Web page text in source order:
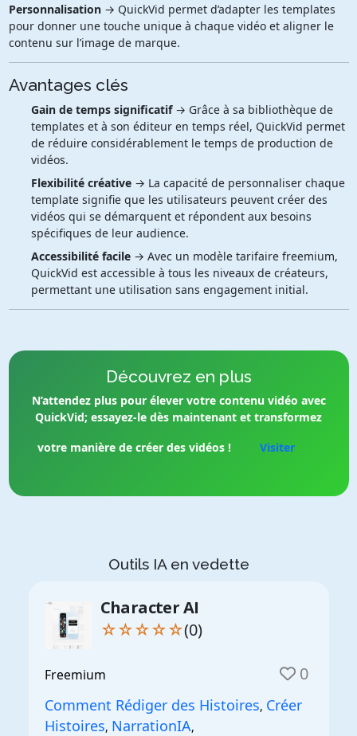
Personnalisation→ QuickVid permet d’adapter les templates
pour donner une touche unique à chaque vidéo et aligner le
contenu sur l’image de marque.
Avantages clés
Gain de temps significatif→ Grâce à sa bibliothèque de
templates et à son éditeur en temps réel, QuickVid permet
de réduire considérablement le temps de production de
vidéos.
Flexibilité créative→ La capacité de personnaliser chaque
template signifie que les utilisateurs peuvent créer des
vidéos qui se démarquent et répondent aux besoins
spécifiques de leur audience.
Accessibilité facile→ Avec un modèle tarifaire freemium,
QuickVid est accessible à tous les niveaux de créateurs,
permettant une utilisation sans engagement initial.
Découvrez en plus
N’attendez plus pour élever votre contenu vidéo avec
QuickVid; essayez-le dès maintenant et transformez
votre manière de créer des vidéos !
Visiter
Outils IA en vedette
Character AI
☆☆☆☆☆(0)
Freemium 0
Comment Rédiger des Histoires, Créer
Histoires, NarrationIA,